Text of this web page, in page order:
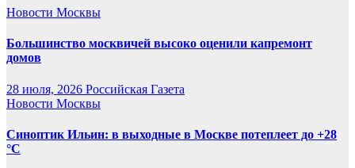
Новости Москвы
Большинство москвичей высоко оценили капремонт
домов
28 июля, 2026 Российская Газета
Новости Москвы
Синоптик Ильин: в выходные в Москве потеплеет до +28
°C